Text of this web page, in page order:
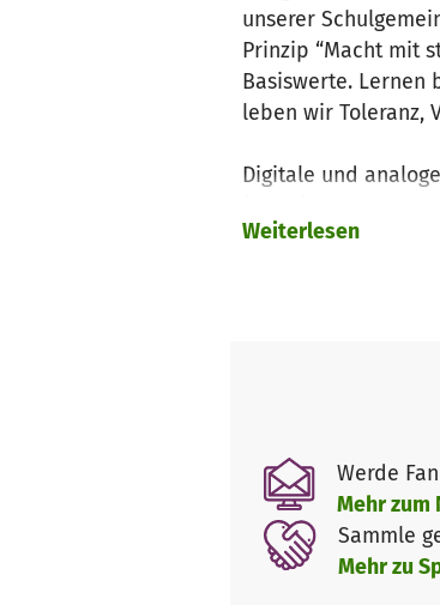
unserer
Prinzip “Macht mit
Basiswerte. Lernen
leben wir Toleranz,
Digitale und
findet an der Freien
daher
und Raum für
langlebigen und
Gruppenarbeiten
Sitzbereiche für
Mit viel
Weiterlesen
Werde
Mehr
Sammle
Mehr zu